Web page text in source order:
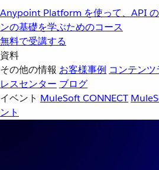
Anypoint Platform を使って、API
ンの基礎を学ぶためのコース
無料で受講する
資料
その他の情報 お客様事例 コンテンツ
レスセンター ブログ
イベント MuleSoft CONNECT
ント